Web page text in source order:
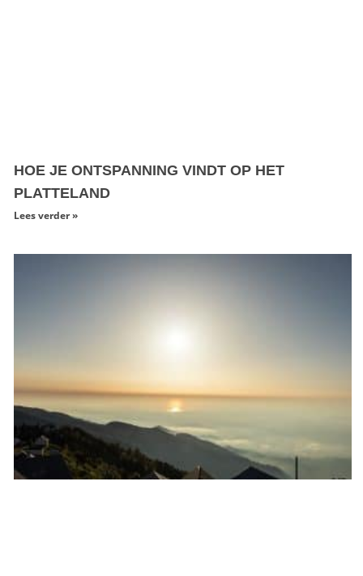
HOE JE ONTSPANNING VINDT OP HET
PLATTELAND
Lees verder »